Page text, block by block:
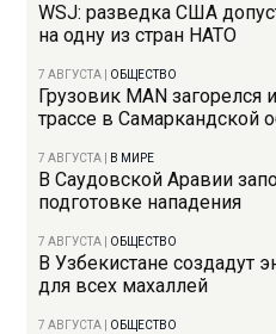
WSJ: разведка США
на одну из стран НАТО
7 АВГУСТА ОБЩЕСТВО
Грузовик MAN загорелся
трассе в Самаркандской
7 АВГУСТА В МИРЕ
В Саудовской Аравии
подготовке нападения
7 АВГУСТА ОБЩЕСТВО
В Узбекистане создадут
для всех махаллей
7 АВГУСТА ОБЩЕСТВО